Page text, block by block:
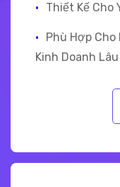
· Thiết Kế Cho
·
Phù Hợp Cho
Kinh Doanh